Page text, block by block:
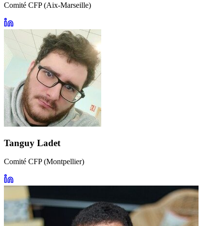
Comité CFP (Aix-Marseille)
Tanguy Ladet
Comité CFP (Montpellier)